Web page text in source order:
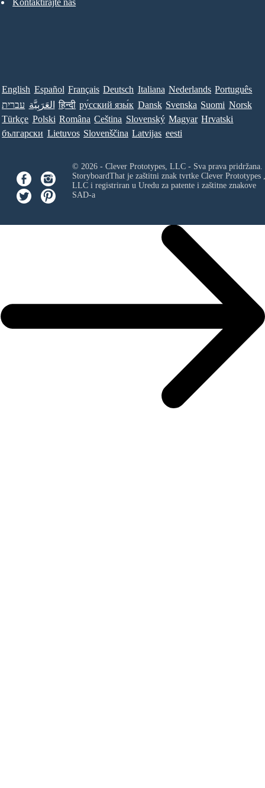
Kontaktirajte nas
English Español Français Deutsch Italiana Nederlands Português
עברית العَرَبِيَّة हिन्दी ру́сский язы́к Dansk Svenska Suomi Norsk
Türkçe Polski Româna Ceština Slovenský Magyar Hrvatski
български Lietuvos Slovenščina Latvijas eesti
© 2026 - Clever Prototypes, LLC - Sva prava pridržana.
StoryboardThat je zaštitni znak tvrtke Clever Prototypes ,
LLCi registriran u Uredu za patente i zaštitne znakove
SAD-a